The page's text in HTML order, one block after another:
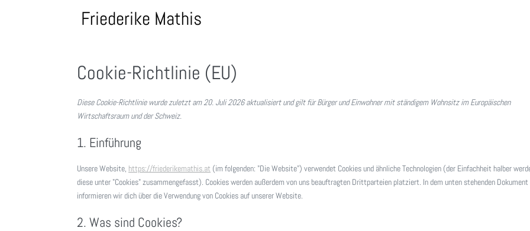
Friederike Mathis
Cookie-Richtlinie (EU)
Diese Cookie-Richtlinie wurde zuletzt am 20. Juli 2026 aktualisiert und gilt für Bürger und Einwohner mit ständigem Wohnsitz im Europäischen
Wirtschaftsraum und der Schweiz.
1. Einführung
Unsere Website, https://friederikemathis.at (im folgenden: "Die Website") verwendet Cookies und ähnliche Technologien (der Einfachheit halber
diese unter "Cookies" zusammengefasst). Cookies werden außerdem von uns beauftragten Drittparteien platziert. In dem unten stehenden Dokument
informieren wir dich über die Verwendung von Cookies auf unserer Website.
2. Was sind Cookies?